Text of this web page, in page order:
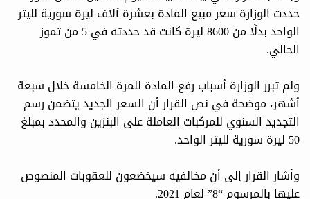
حددت الوزارة سعر مبيع المادة بعشرة آلاف ليرة سورية لليتر
الواحد بدلًا من 8600 ليرة كانت قد حددته في 5 من تموز
الحالي.
ولم تبرر الوزارة أسباب رفع المادة للمرة الخامسة خلال سبعة
أشهر، موضحة في نص القرار أن السعر الجديد يتضمن رسم
التجديد السنوي للمركبات العاملة على البنزين والمحدد بمبلغ
50 ليرة سورية لليتر الواحد.
وأشار القرار إلى أن مخالفيه سيخضعون للعقوبات المنصوص
عليها بالمرسوم “8” لعام 2021.